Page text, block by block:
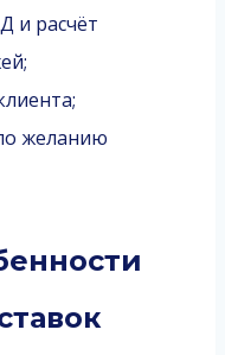
и расчёт
желанию